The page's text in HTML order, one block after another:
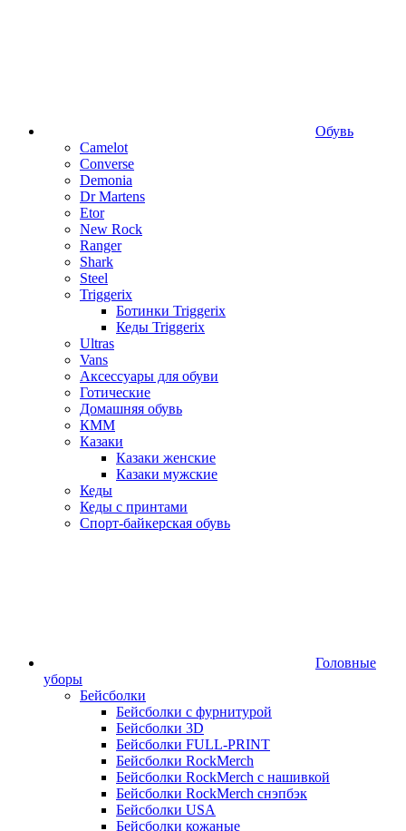
Обувь
Camelot
Converse
Demonia
Dr Martens
Etor
New Rock
Ranger
Shark
Steel
Triggerix
Ботинки Triggerix
Кеды Triggerix
Ultras
Vans
Аксессуары для обуви
Готические
Домашняя обувь
КММ
Казаки
Казаки женские
Казаки мужские
Кеды
Кеды с принтами
Спорт-байкерская обувь
Головные
уборы
Бейсболки
Бейсболки с фурнитурой
Бейсболки 3D
Бейсболки FULL-PRINT
Бейсболки RockMerch
Бейсболки RockMerch с нашивкой
Бейсболки RockMerch снэпбэк
Бейсболки USA
Бейсболки кожаные